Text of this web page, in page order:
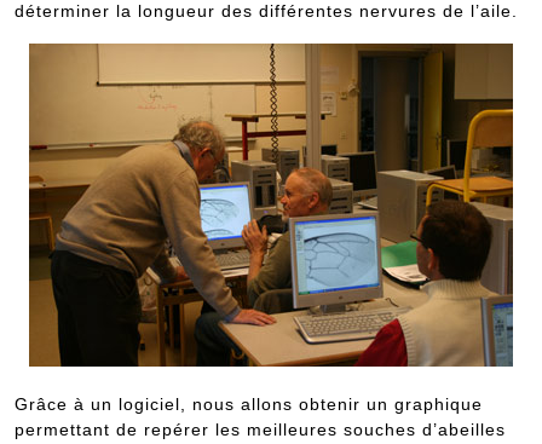
déterminer la longueur des différentes nervures de l’aile.
Grâce à un logiciel, nous allons obtenir un graphique
permettant de repérer les meilleures souches d’abeilles